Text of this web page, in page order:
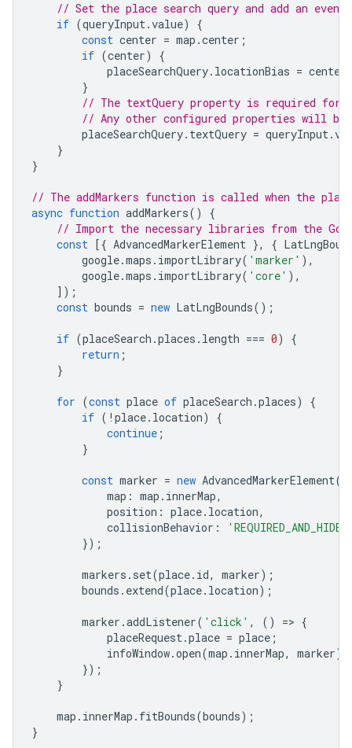
// Set the place search query and add an
if (queryInput.value)
{
const center = map .center ;
if (center)
{
placeSearchQuery. locationBias = center
}
// The textQuery property is required for
// Any other configured properties will
placeSearchQuery. textQuery = queryInput.
}
}
// The addMarkers function is called when the
async function addMarkers()
{
// Import the necessary libraries from the
const [{ AdvancedMarkerElement }, {
google.maps . importLibrary( 'marker' ),
google.maps . importLibrary( 'core' ),
]);
const bounds = new LatLngBounds();
if (placeSearch .places . length === 0)
{
return ;
}
for (const place of placeSearch .places)
{
if ( ! place. location)
{
continue ;
}
const marker = new AdvancedMarkerElement({
map : map . innerMap,
position : place. location,
collisionBehavior :
});
markers . set(place. id, marker);
bounds . extend(place. location);
marker .addListener( 'click' , () => {
placeRequest.place = place ;
infoWindow.open(map . innerMap, marker);
});
}
map . innerMap . fitBounds(bounds);
}